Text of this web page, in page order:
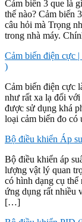
Cảm biến 3 que là
thế nào? Cảm biến
câu hỏi mà Trọng
trong nhà máy.
Cảm biến điện cực
)
Cảm biến điện cực
như rất xa lạ đối
được sử dụng khá
loại cảm biến đo
Bộ điều khiển Áp
Bộ điều khiển áp
lượng vật lý quan
có hình dạng cụ
ứng dụng rất nhiều
[…]